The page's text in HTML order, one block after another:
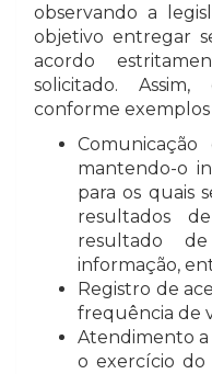
observando a
objetivo entregar
acordo
solicitado.
conforme exemplos
mantendo-o
para os quais
resultados
resultado
informação,
Registro de
frequência de
Atendimento a
o exercício do